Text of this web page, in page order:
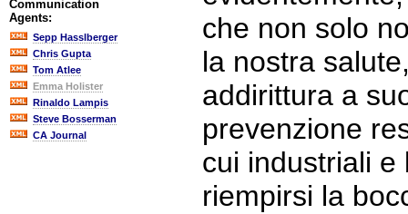
Communication
Agents:
Sepp Hasslberger
Chris Gupta
Tom Atlee
Emma Holister
Rinaldo Lampis
Steve Bosserman
CA Journal
che non solo
la nostra
addirittura a
prevenzione
cui industriali e
riempirsi la